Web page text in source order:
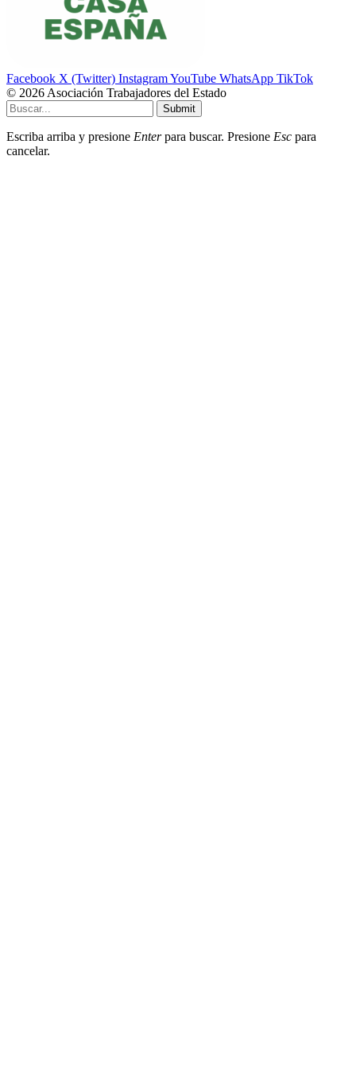
Facebook X (Twitter) InstagramYouTube WhatsApp TikTok
© 2026 Asociación Trabajadores del Estado
Submit
Escriba arriba y presione Enterpara buscar. Presione Esc para
cancelar.